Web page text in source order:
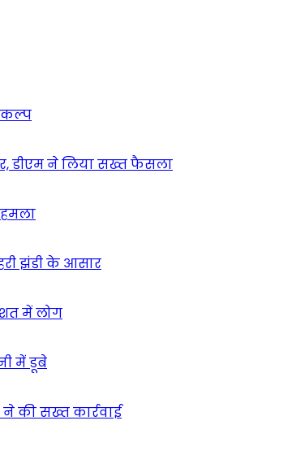
डीएम ने लिया सख्त फैसला
झंडी के आसार
में लोग
में डूबे
की सख्त कार्रवाई